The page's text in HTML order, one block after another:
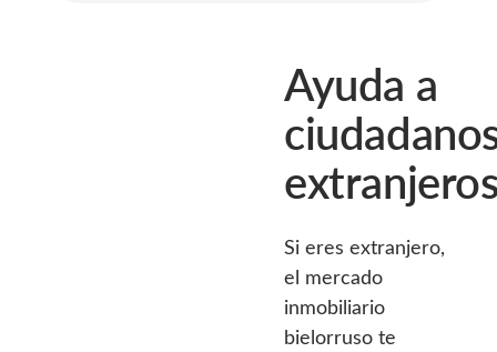
Ayuda a
Si eres extranjero,
el mercado
inmobiliario
bielorruso te